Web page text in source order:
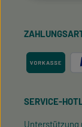
SERVICE-
Unterstützung